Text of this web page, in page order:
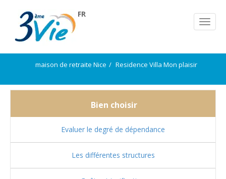
FR
maison de retraite Nice Residence Villa Mon plaisir
Bien choisir
Evaluer le degré de dépendance
Les différentes structures